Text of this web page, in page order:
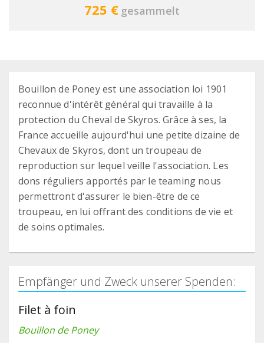
725 € gesammelt
Bouillon de Poney est une association loi 1901
reconnue d'intérêt général qui travaille à la
protection du Cheval de Skyros. Grâce à ses, la
France accueille aujourd'hui une petite dizaine de
Chevaux de Skyros, dont un troupeau de
reproduction sur lequel veille l'association. Les
dons réguliers apportés par le teaming nous
permettront d'assurer le bien-être de ce
troupeau, en lui offrant des conditions de vie et
de soins optimales.
Empfänger und Zweck unserer Spenden:
Filet à foin
Bouillon de Poney